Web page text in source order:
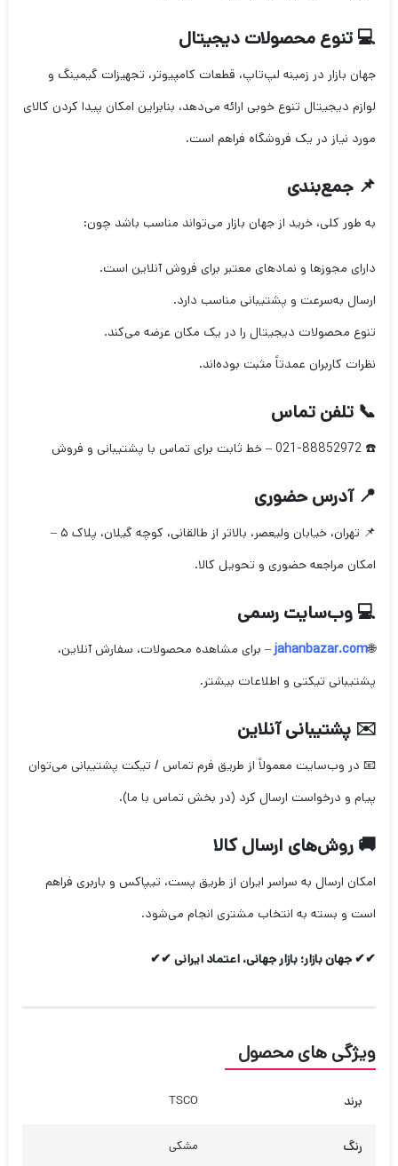
💻 تنوع محصولات دیجیتال
جهان بازار در زمینه لپ‌تاپ، قطعات کامپیوتر، تجهیزات گیمینگ و
لوازم دیجیتال تنوع خوبی ارائه می‌دهد، بنابراین امکان پیدا کردن کالای
مورد نیاز در یک فروشگاه فراهم است.
📌 جمع‌بندی
به طور کلی، خرید از جهان بازار می‌تواند مناسب باشد چون:
دارای مجوزها و نمادهای معتبر برای فروش آنلاین است.
ارسال به‌سرعت و پشتیبانی مناسب دارد.
تنوع محصولات دیجیتال را در یک مکان عرضه می‌کند.
نظرات کاربران عمدتاً مثبت بوده‌اند.
📞 تلفن تماس
☎️ 021-88852972 – خط ثابت برای تماس با پشتیبانی و فروش
📍 آدرس حضوری
📌 تهران، خیابان ولیعصر، بالاتر از طالقانی، کوچه گیلان، پلاک ۵ –
امکان مراجعه حضوری و تحویل کالا.
💻 وب‌سایت رسمی
🌐
jahanbazar.com – برای مشاهده محصولات، سفارش آنلاین،
پشتیبانی تیکتی و اطلاعات بیشتر.
✉️ پشتیبانی آنلاین
📧 در وب‌سایت معمولاً از طریق فرم تماس / تیکت پشتیبانی می‌توان
پیام و درخواست ارسال کرد (در بخش تماس با ما).
🚚 روش‌های ارسال کالا
امکان ارسال به سراسر ایران از طریق پست، تیپاکس و باربری فراهم
است و بسته به انتخاب مشتری انجام می‌شود.
✔✔ جهان بازار؛ بازار جهانی، اعتماد ایرانی ✔✔
ویژگی های محصول
برند TSCO
رنگ مشکی